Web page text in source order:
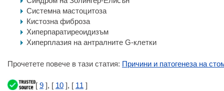
Системна мастоцитоза
Кистозна фиброза
Хиперпаратиреоидизъм
Хиперплазия на антралните G-клетки
Прочетете повече в тази статия: Причини и патогенеза на
[ 9 ], [ 10 ], [ 11 ]